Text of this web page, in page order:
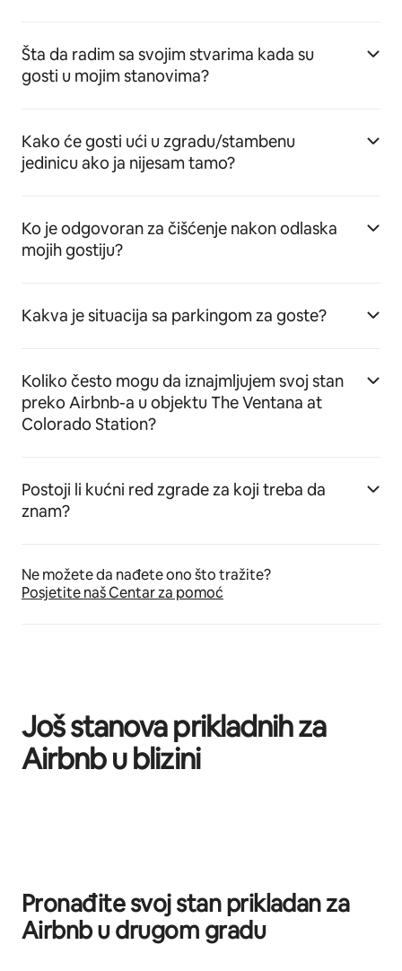
Šta da radim sa svojim stvarima kada su
gosti u mojim stanovima?
Kako će gosti ući u zgradu/stambenu
jedinicu ako ja nijesam tamo?
Ko je odgovoran za čišćenje nakon odlaska
mojih gostiju?
Kakva je situacija sa parkingom za goste?
Koliko često mogu da iznajmljujem svoj stan
preko Airbnb-a u objektu The Ventana at
Colorado Station?
Postoji li kućni red zgrade za koji treba da
znam?
Ne možete da nađete ono što tražite?
Posjetite naš Centar za pomoć
Još stanova prikladnih za
Airbnb u blizini
Pronađite svoj stan prikladan za
Airbnb u drugom gradu